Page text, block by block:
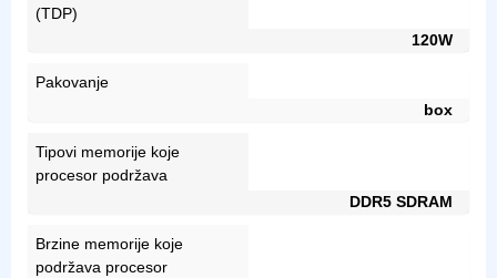
(TDP)
120W
Pakovanje
box
Tipovi memorije koje
procesor podržava
DDR5 SDRAM
Brzine memorije koje
podržava procesor